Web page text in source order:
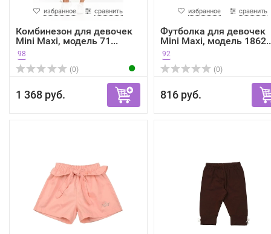
избранное сравнить
Комбинезон для девочек
Mini Maxi, модель 71...
98
(0)
1 368 руб.
избранное сравнить
Футболка для девочек
Mini Maxi, модель
92
(0)
816 руб.